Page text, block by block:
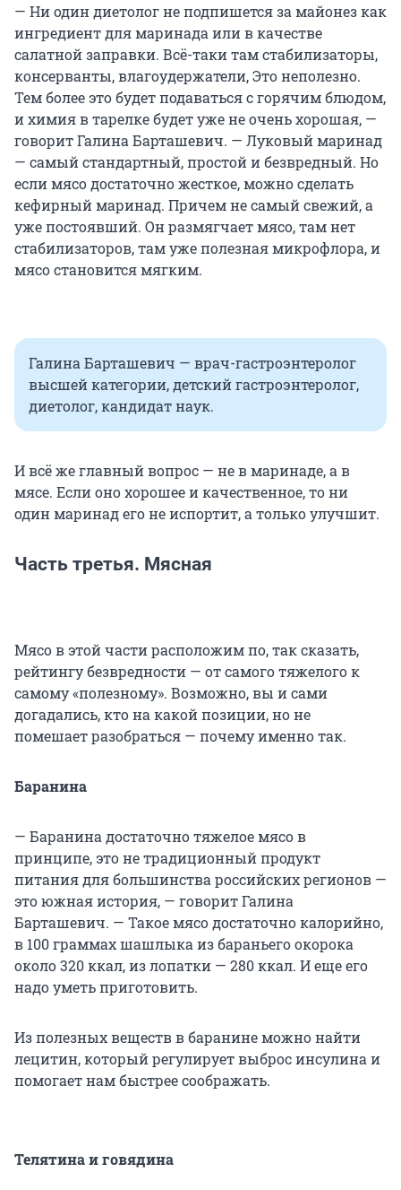
— Ни один диетолог не подпишется за майонез как
ингредиент для маринада или в качестве
салатной заправки. Всё-таки там стабилизаторы,
консерванты, влагоудержатели, Это неполезно.
Тем более это будет подаваться с горячим блюдом,
и химия в тарелке будет уже не очень хорошая, —
говорит Галина Барташевич. — Луковый маринад
— самый стандартный, простой и безвредный. Но
если мясо достаточно жесткое, можно сделать
кефирный маринад. Причем не самый свежий, а
уже постоявший. Он размягчает мясо, там нет
стабилизаторов, там уже полезная микрофлора, и
мясо становится мягким.
Галина Барташевич — врач-гастроэнтеролог
высшей категории, детский гастроэнтеролог,
диетолог, кандидат наук.
И всё же главный вопрос — не в маринаде, а в
мясе. Если оно хорошее и качественное, то ни
один маринад его не испортит, а только улучшит.
Часть третья. Мясная
Мясо в этой части расположим по, так сказать,
рейтингу безвредности — от самого тяжелого к
самому «полезному». Возможно, вы и сами
догадались, кто на какой позиции, но не
помешает разобраться — почему именно так.
Баранина
— Баранина достаточно тяжелое мясо в
принципе, это не традиционный продукт
питания для большинства российских регионов —
это южная история, — говорит Галина
Барташевич. — Такое мясо достаточно калорийно,
в 100 граммах шашлыка из бараньего окорока
около 320 ккал, из лопатки — 280 ккал. И еще его
надо уметь приготовить.
Из полезных веществ в баранине можно найти
лецитин, который регулирует выброс инсулина и
помогает нам быстрее соображать.
Телятина и говядина